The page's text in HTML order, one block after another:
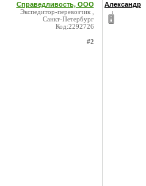
Справедливость, ООО
Экспедитор-перевозчик ,
Санкт-Петербург
Код:2292726
#2
Александр